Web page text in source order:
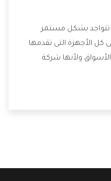
تتواجد بشكل مستمر
كل الأجهزة التى تقدمها
ولأنها شركة
التى تسهل على